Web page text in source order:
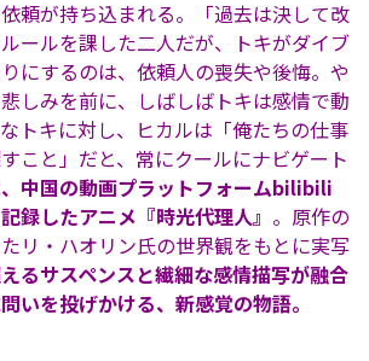
頼が持ち込まれる。「過去は決して改
ールを課した二人だが、トキがダイブ
にするのは、依頼人の喪失や後悔。や
しみを前に、しばしばトキは感情で動
トキに対し、ヒカルは「俺たちの仕事
こと」だと、常にクールにナビゲート
中国の動画プラットフォームbilibili
録したアニメ『時光代理人』 。原作の
リ・ハオリン氏の世界観をもとに実写
るサスペンスと繊細な感情描写が融合
いを投げかける、新感覚の物語。